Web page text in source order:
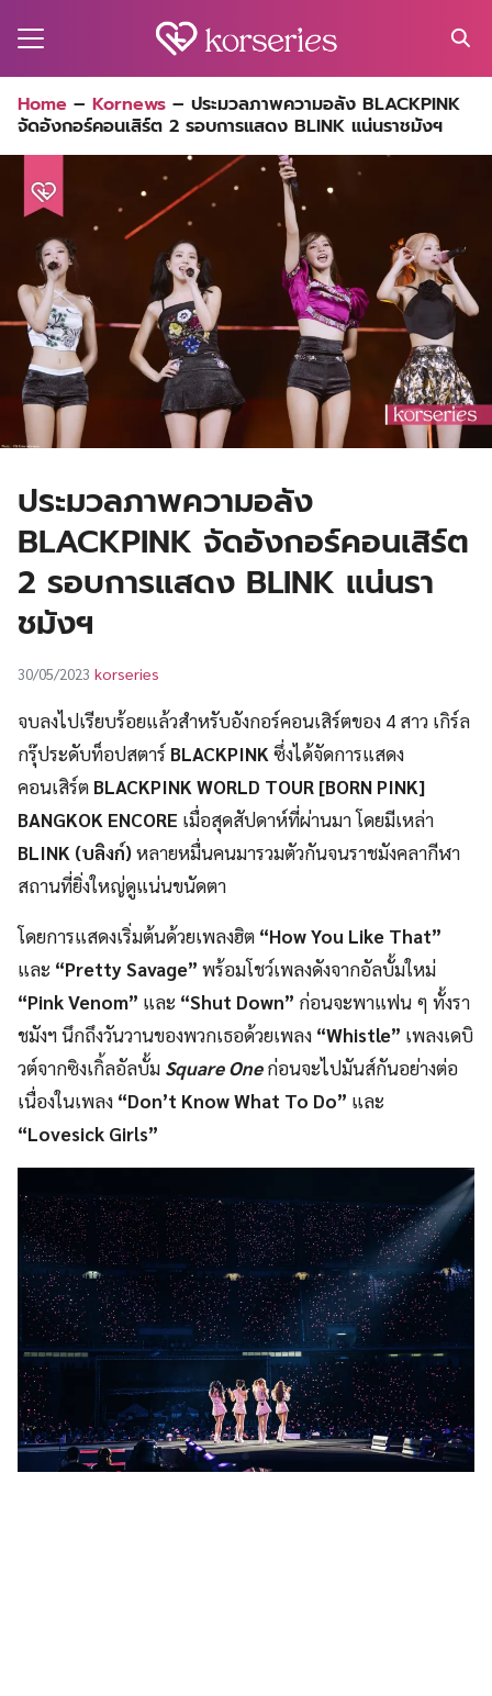
for:
Home – Kornews – ประมวลภาพความอลัง BLACKPINK
จัดอังกอร์คอนเสิร์ต 2 รอบการแสดง BLINK แน่นราชมังฯ
ประมวลภาพความอลัง
BLACKPINK จัดอังกอร์คอนเสิร์ต
2 รอบการแสดง BLINK แน่นรา
ชมังฯ
30/05/2023 korseries
จบลงไปเรียบร้อยแล้วสำหรับอังกอร์คอนเสิร์ตของ 4 สาว เกิร์ล
กรุ๊ประดับท็อปสตาร์ BLACKPINK ซึ่งได้จัดการแสดง
คอนเสิร์ต BLACKPINK WORLD TOUR [BORN PINK]
BANGKOK ENCORE เมื่อสุดสัปดาห์ที่ผ่านมา โดยมีเหล่า
BLINK (บลิงก์)หลายหมื่นคนมารวมตัวกันจนราชมังคลากีฬา
สถานที่ยิ่งใหญ่ดูแน่นขนัดตา
โดยการแสดงเริ่มต้นด้วยเพลงฮิต “How You Like That”
และ “Pretty Savage” พร้อมโชว์เพลงดังจากอัลบั้มใหม่
“Pink Venom” และ “Shut Down” ก่อนจะพาแฟน ๆ ทั้งรา
ชมังฯ นึกถึงวันวานของพวกเธอด้วยเพลง “Whistle” เพลงเดบิ
วต์จากซิงเกิ้ลอัลบั้ม Square Oneก่อนจะไปมันส์กันอย่างต่อ
เนื่องในเพลง “Don’t Know What To Do” และ
“Lovesick Girls”